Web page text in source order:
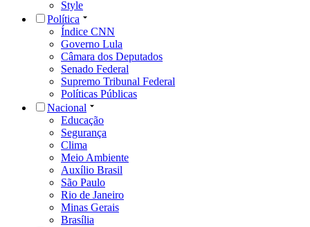
Style
Política
Índice CNN
Governo Lula
Câmara dos Deputados
Senado Federal
Supremo Tribunal Federal
Políticas Públicas
Nacional
Educação
Segurança
Clima
Meio Ambiente
Auxílio Brasil
São Paulo
Rio de Janeiro
Minas Gerais
Brasília